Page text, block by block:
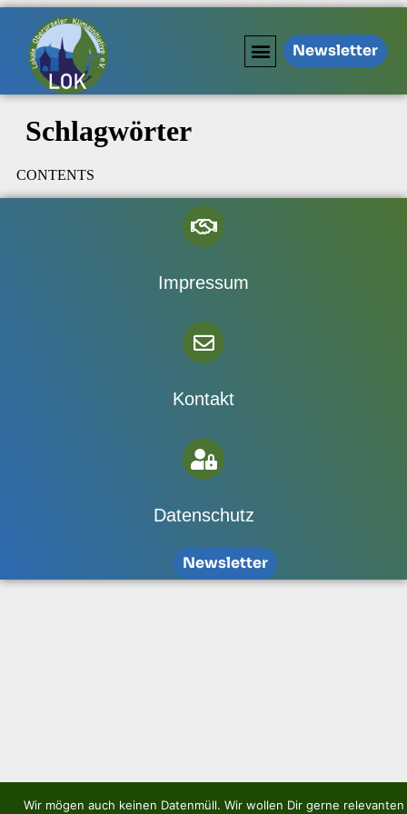
Newsletter
Schlagwörter
CONTENTS
Impressum
Kontakt
Datenschutz
Newsletter
Wir mögen auch keinen Datenmüll. Wir wollen Dir gerne relevanten